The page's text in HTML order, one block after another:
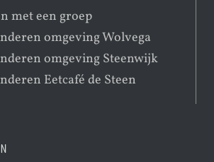
met een groep
omgeving Wolvega
omgeving Steenwijk
Eetcafé de Steen